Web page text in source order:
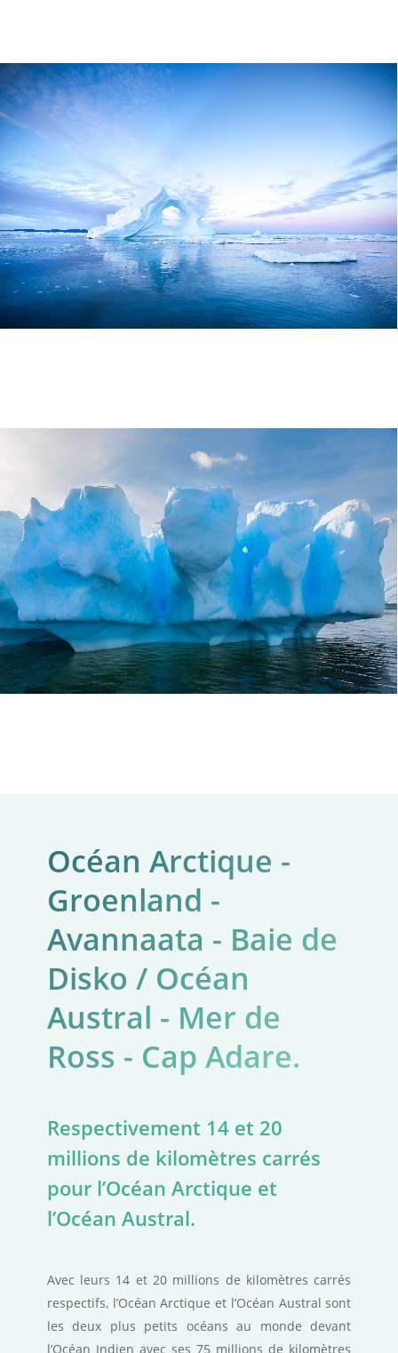
Océan Arctique -
Groenland -
Avannaata - Baie de
Disko / Océan
Austral - Mer de
Ross - Cap Adare.
Respectivement 14 et 20
millions de kilomètres carrés
pour l’Océan Arctique et
l’Océan Austral.
Avec leurs 14 et 20 millions de kilomètres carrés
respectifs, l’Océan Arctique et l’Océan Austral sont
les deux plus petits océans au monde devant
l’Océan Indien avec ses 75 millions de kilomètres